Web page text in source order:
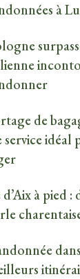
à
de
service
à pied